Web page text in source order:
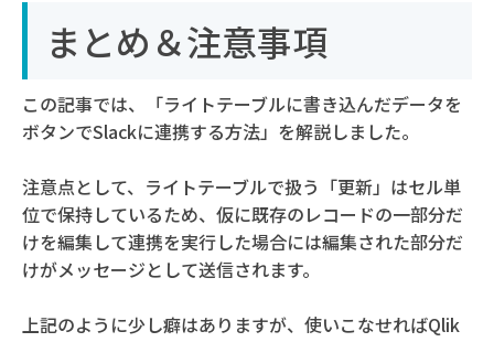
まとめ＆注意事項
この記事では、「ライトテーブルに書き込んだデータを
ボタンでSlackに連携する方法」を解説しました。
注意点として、ライトテーブルで扱う「更新」はセル単
位で保持しているため、仮に既存のレコードの一部分だ
けを編集して連携を実行した場合には編集された部分だ
けがメッセージとして送信されます。
上記のように少し癖はありますが、使いこなせればQlik